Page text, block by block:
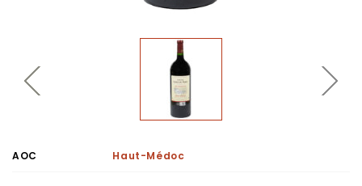
AOC Haut-Médoc